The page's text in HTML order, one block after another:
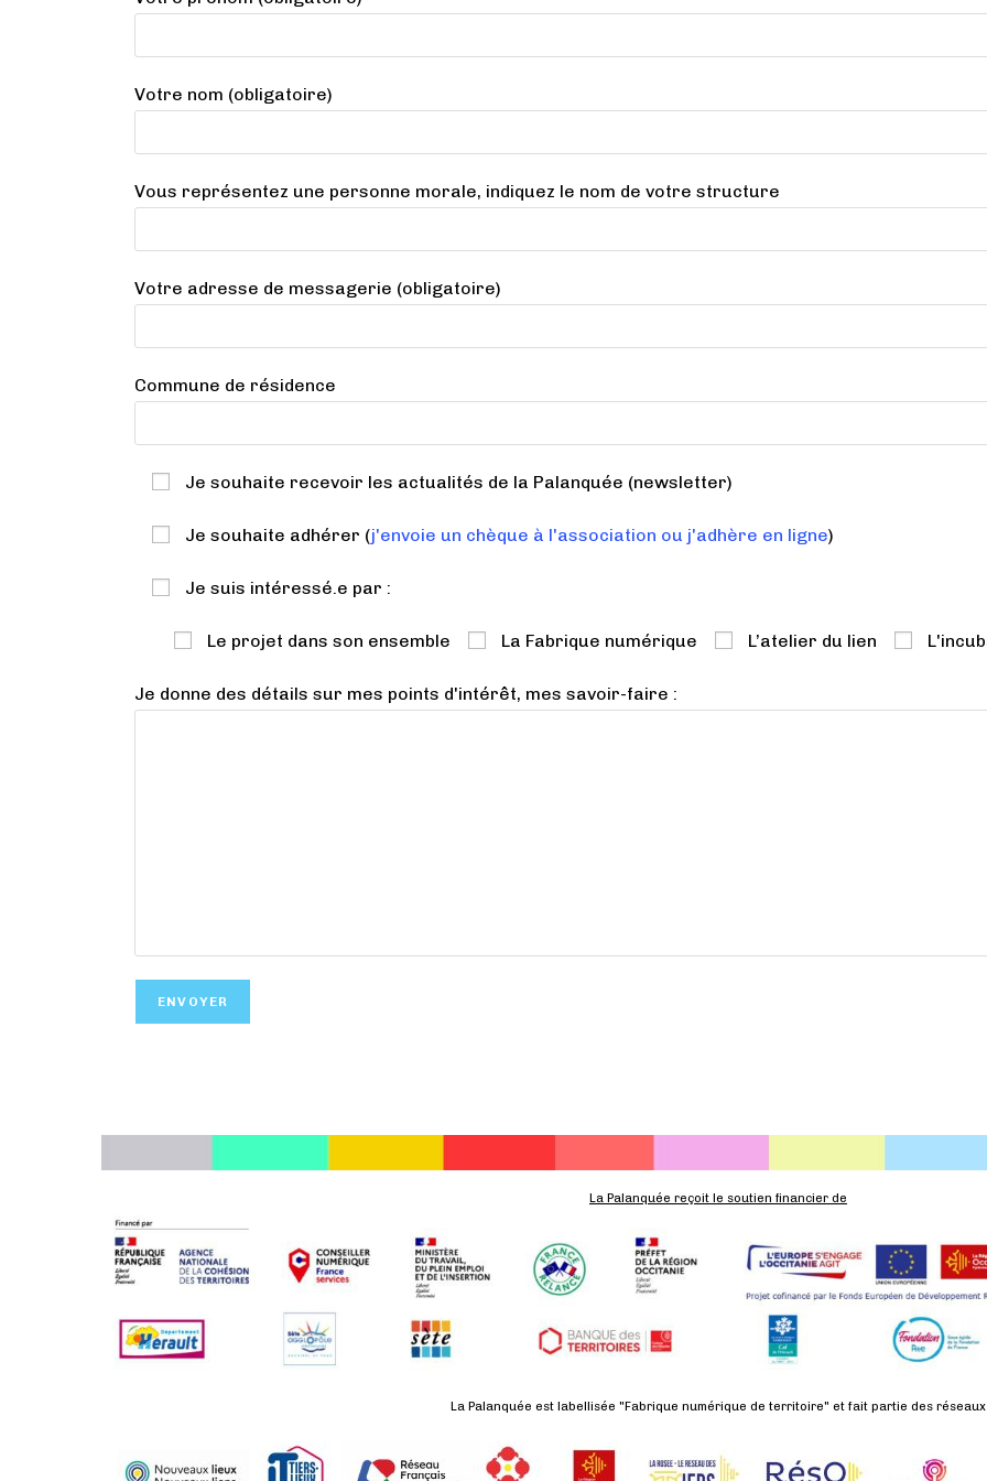
Votre nom (obligatoire)
Vous représentez une personne morale, indiquez le nom de votre structure
Votre adresse de messagerie (obligatoire)
Commune de résidence
Je souhaite recevoir les actualités de la Palanquée (newsletter)
Je souhaite adhérer (j'envoie un chèque à l'association ou j'adhère en ligne)
Je suis intéressé.e par :
Le projet dans son ensemble La Fabrique numérique L’atelier du lien
Je donne des détails sur mes points d'intérêt, mes savoir-faire :
La Palanquée reçoit le soutien financier de
La Palanquée est labellisée "Fabrique numérique de territoire" et fait partie des réseaux